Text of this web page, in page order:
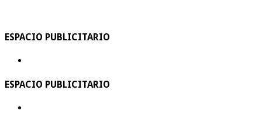
ESPACIO PUBLICITARIO
ESPACIO PUBLICITARIO